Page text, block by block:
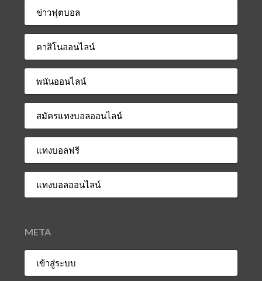
ข่าวฟุตบอล
คาสิโนออนไลน์
พนันออนไลน์
สมัครแทงบอลออนไลน์
แทงบอลฟรี
แทงบอลออนไลน์
META
เข้าสู่ระบบ